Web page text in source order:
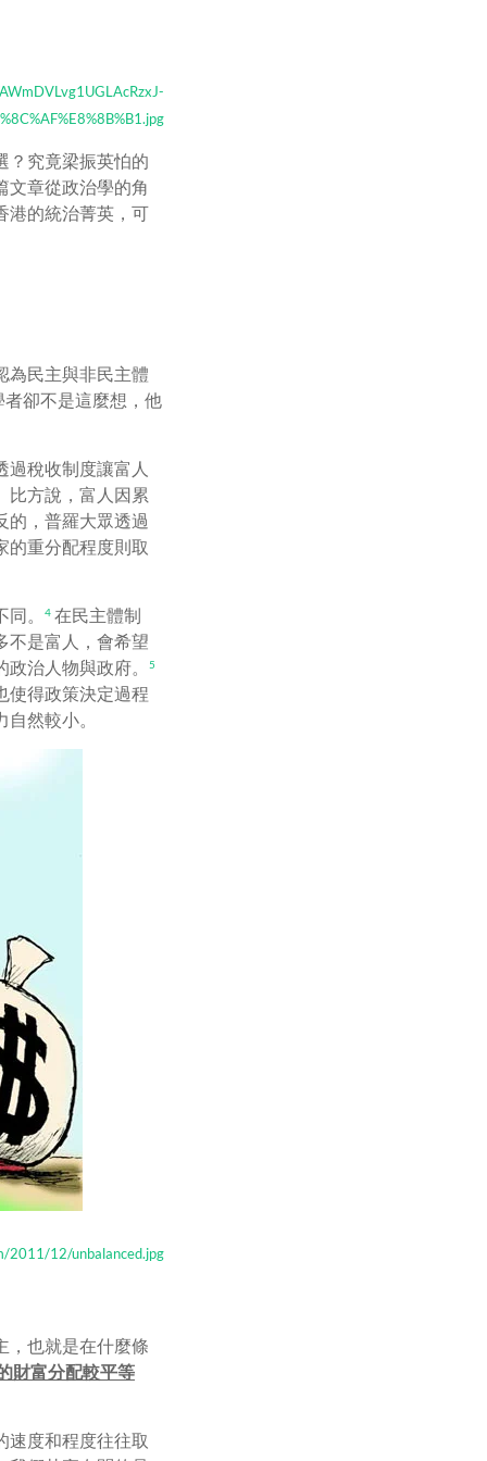
？究竟梁振英怕的
文章從政治學的角
港的統治菁英，可
為民主與非民主體
卻不是這麼想，他
稅收制度讓富人
比方說，富人因累
的，普羅大眾透過
的重分配程度則取
。 4 在民主體制
不是富人，會希望
治人物與政府。
5
使得政策決定過程
然較小。
2011/12/unbalanced.jpg
，也就是在什麼條
財富分配較平等
速度和程度往往取